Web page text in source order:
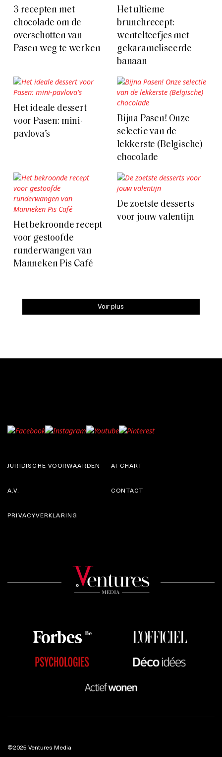
3 recepten met
chocolade om de
overschotten van
Pasen weg te werken
Het ultieme
brunchrecept:
wentelteefjes met
gekarameliseerde
banaan
Het ideale dessert
voor Pasen: mini-
pavlova’s
Bijna Pasen! Onze
selectie van de
lekkerste (Belgische)
chocolade
Het bekroonde recept
voor gestoofde
runderwangen van
Manneken Pis Café
De zoetste desserts
voor jouw valentijn
Voir plus
JURIDISCHE VOORWAARDEN
A.V.
AI CHART
CONTACT
PRIVACYVERKLARING
©2025 Ventures Media